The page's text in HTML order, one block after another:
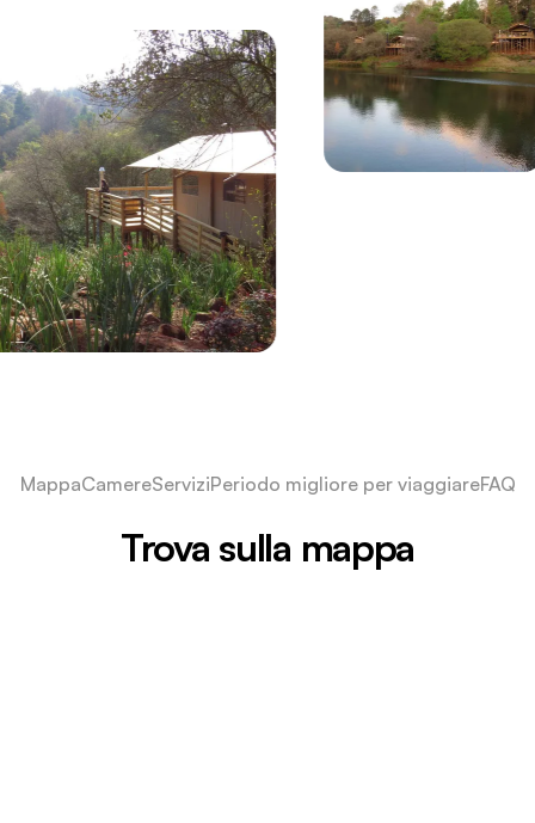
MappaCamereServiziPeriodo migliore per viaggiareFAQ
Trova sulla mappa